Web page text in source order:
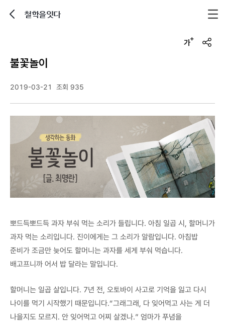
철학을잇다
u
불꽃놀이
2019-03-21 조회 935
뽀드득뽀드득 과자 부숴 먹는 소리가 들립니다. 아침 일곱 시, 할머니가
과자 먹는 소리입니다. 진이에게는 그 소리가 알람입니다. 아침밥
준비가 조금만 늦어도 할머니는 과자를 세게 부숴 먹습니다.
배고프니까 어서 밥 달라는 말입니다.
할머니는 일곱 살입니다. 7년 전, 오토바이 사고로 기억을 잃고 다시
나이를 먹기 시작했기 때문입니다.“그래그래, 다 잊어먹고 사는 게 더
나을지도 모르지. 안 잊어먹고 어찌 살겠나.” 엄마가 푸념을